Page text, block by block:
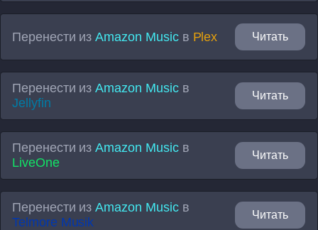
Перенести изAmazon Musicв Plex Читать
Перенести изAmazon Musicв
Jellyfin
Читать
Перенести изAmazon Musicв
LiveOne
Читать
Перенести изAmazon Musicв
Telmore Musik
Читать